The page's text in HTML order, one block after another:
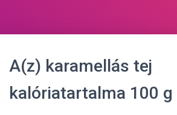
A(z) karamellás tej
kalóriatartalma 100